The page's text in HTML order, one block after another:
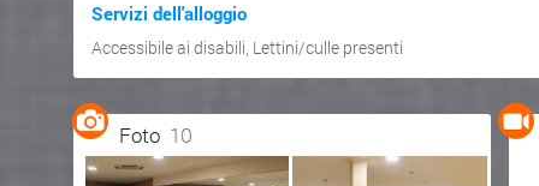
Servizi dell'alloggio
Accessibile ai disabili, Lettini/culle presenti
Foto 10